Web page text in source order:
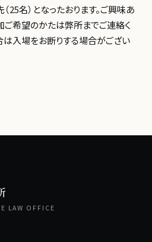
25名）となったおります。ご興味あ
ご希望のかたは弊所までご連絡く
は入場をお断りする場合がござい
LAW OFFICE